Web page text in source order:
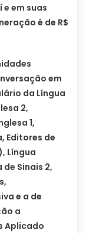
e em suas
é de R$
em
da Língua
2,
1,
Editores de
Língua
de Sinais 2,
e a de
a
Aplicado